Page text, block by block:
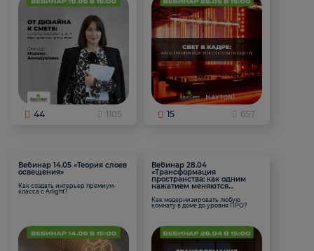
44 1105 15 657
Вебинар 14.05 «Теория слоев
освещения»
Как создать интерьер премиум-
класса с Arlight?
Вебинар 28.04
«Трансформация
пространства: как одним
нажатием меняются
Как модернизировать любую
комнату в доме до уровня ПРО?